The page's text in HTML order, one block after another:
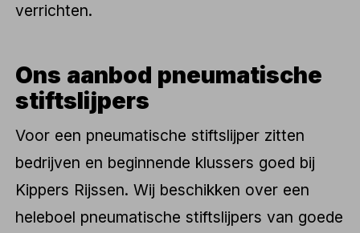
verrichten.
Ons aanbod pneumatische
stiftslijpers
Voor een pneumatische stiftslijper zitten
bedrijven en beginnende klussers goed bij
Kippers Rijssen. Wij beschikken over een
heleboel pneumatische stiftslijpers van goede